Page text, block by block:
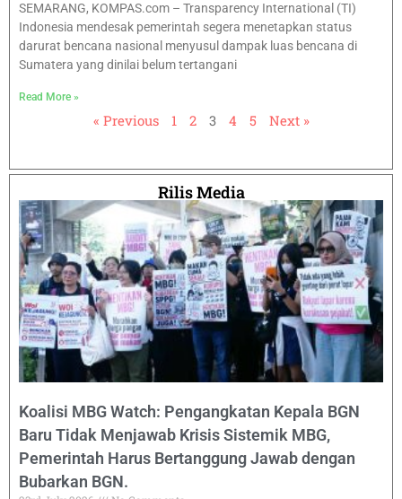
SEMARANG, KOMPAS.com – Transparency International (TI)
Indonesia mendesak pemerintah segera menetapkan status
darurat bencana nasional menyusul dampak luas bencana di
Sumatera yang dinilai belum tertangani
Read More »
« Previous 1 2 3 4 5 Next »
Rilis Media
Koalisi MBG Watch: Pengangkatan Kepala BGN
Baru Tidak Menjawab Krisis Sistemik MBG,
Pemerintah Harus Bertanggung Jawab dengan
Bubarkan BGN.